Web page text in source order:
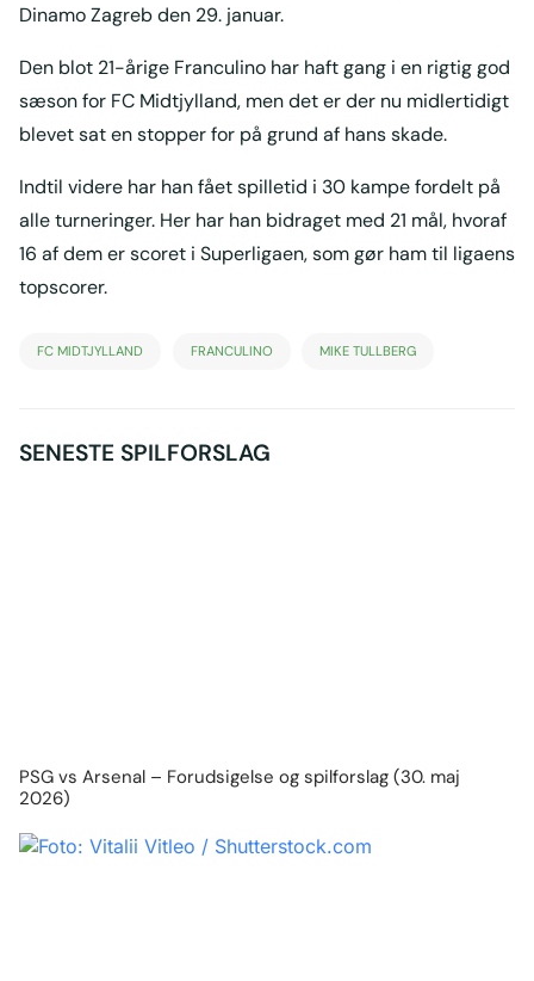
Dinamo Zagreb den 29. januar.
Den blot 21-årige Franculino har haft gang i en rigtig god
sæson for FC Midtjylland, men det er der nu midlertidigt
blevet sat en stopper for på grund af hans skade.
Indtil videre har han fået spilletid i 30 kampe fordelt på
alle turneringer. Her har han bidraget med 21 mål, hvoraf
16 af dem er scoret i Superligaen, som gør ham til ligaens
topscorer.
FC MIDTJYLLAND FRANCULINO MIKE TULLBERG
SENESTE SPILFORSLAG
PSG vs Arsenal – Forudsigelse og spilforslag (30. maj
2026)